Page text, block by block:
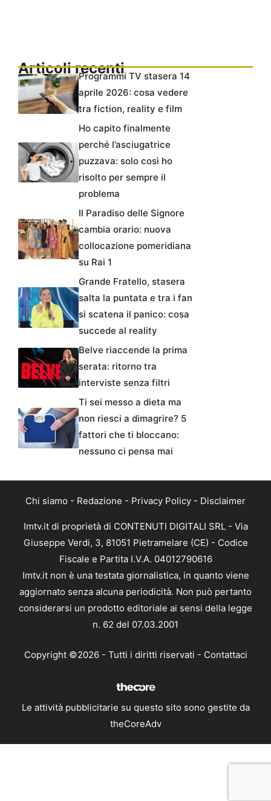
Articoli recentiProgrammi TV stasera 14
aprile 2026: cosa vedere
tra fiction, reality e film
Ho capito finalmente
perché l’asciugatrice
puzzava: solo così ho
risolto per sempre il
problema
Il Paradiso delle Signore
cambia orario: nuova
collocazione pomeridiana
su Rai 1
Grande Fratello, stasera
salta la puntata e tra i fan
si scatena il panico: cosa
succede al reality
Belve riaccende la prima
serata: ritorno tra
interviste senza filtri
Ti sei messo a dieta ma
non riesci a dimagrire? 5
fattori che ti bloccano:
nessuno ci pensa mai
Chi siamo - Redazione - Privacy Policy - Disclaimer
Imtv.it di proprietà di CONTENUTI DIGITALI SRL - Via
Giuseppe Verdi, 3, 81051 Pietramelare (CE) - Codice
Fiscale e Partita I.V.A. 04012790616
Imtv.it non è una testata giornalistica, in quanto viene
aggiornato senza alcuna periodicità. Non può pertanto
considerarsi un prodotto editoriale ai sensi della legge
n. 62 del 07.03.2001
Copyright ©2026 - Tutti i diritti riservati - Contattaci
Le attività pubblicitarie su questo sito sono gestite da
theCoreAdv